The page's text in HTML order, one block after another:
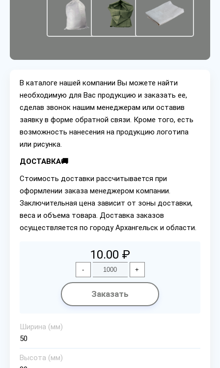
В каталоге нашей компании Вы можете найти
необходимую для Вас продукцию и заказать ее,
сделав звонок нашим менеджерам или оставив
заявку в форме обратной связи. Кроме того, есть
возможность нанесения на продукцию логотипа
или рисунка.
ДОСТАВКА🚚
Стоимость доставки рассчитывается при
оформлении заказа менеджером компании.
Заключительная цена зависит от зоны доставки,
веса и объема товара. Доставка заказов
осуществляется по городу Архангельск и области.
10.00 ₽
- +
Заказать
Ширина (мм)
50
Высота (мм)